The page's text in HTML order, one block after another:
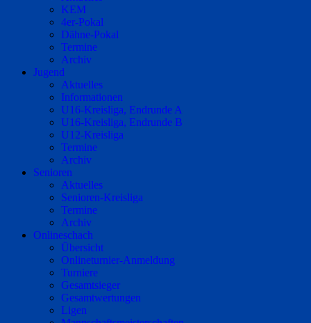
KEM
4er-Pokal
Dähne-Pokal
Termine
Archiv
Jugend
Aktuelles
Informationen
U16-Kreisliga, Endrunde A
U16-Kreisliga, Endrunde B
U12-Kreisliga
Termine
Archiv
Senioren
Aktuelles
Senioren-Kreisliga
Termine
Archiv
Onlineschach
Übersicht
Onlineturnier-Anmeldung
Turniere
Gesamtsieger
Gesamtwertungen
Ligen